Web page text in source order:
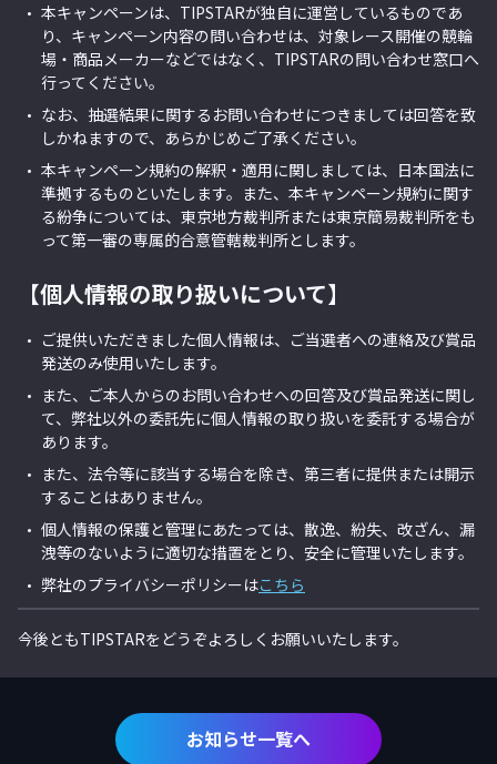
本キャンペーンは、TIPSTARが独自に運営しているものであ
り、キャンペーン内容の問い合わせは、対象レース開催の競輪
場・商品メーカーなどではなく、TIPSTARの問い合わせ窓口へ
行ってください。
なお、抽選結果に関するお問い合わせにつきましては回答を致
しかねますので、あらかじめご了承ください。
本キャンペーン規約の解釈・適用に関しましては、日本国法に
準拠するものといたします。また、本キャンペーン規約に関す
る紛争については、東京地方裁判所または東京簡易裁判所をも
って第一審の専属的合意管轄裁判所とします。
【個人情報の取り扱いについて】
ご提供いただきました個人情報は、ご当選者への連絡及び賞品
発送のみ使用いたします。
また、ご本人からのお問い合わせへの回答及び賞品発送に関し
て、弊社以外の委託先に個人情報の取り扱いを委託する場合が
あります。
また、法令等に該当する場合を除き、第三者に提供または開示
することはありません。
個人情報の保護と管理にあたっては、散逸、紛失、改ざん、漏
洩等のないように適切な措置をとり、安全に管理いたします。
弊社のプライバシーポリシーはこちら
今後ともTIPSTARをどうぞよろしくお願いいたします。
お知らせ一覧へ